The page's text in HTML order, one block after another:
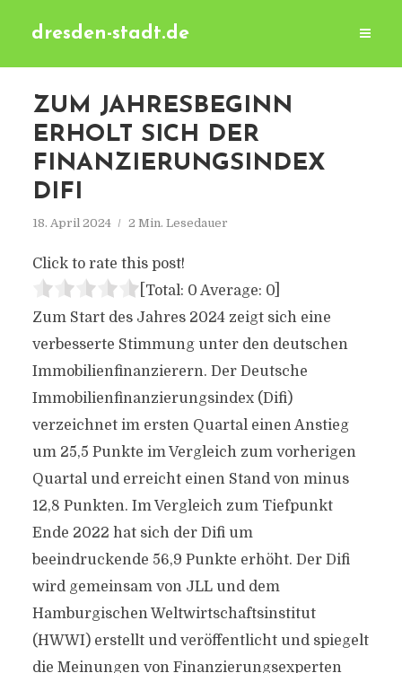
dresden-stadt.de
ZUM JAHRESBEGINN
ERHOLT SICH DER
FINANZIERUNGSINDEX
DIFI
18. April 2024 2 Min. Lesedauer
Click to rate this post!
[Total: 0 Average: 0]
Zum Start des Jahres 2024 zeigt sich eine
verbesserte Stimmung unter den deutschen
Immobilienfinanzierern. Der Deutsche
Immobilienfinanzierungsindex (Difi)
verzeichnet im ersten Quartal einen Anstieg
um 25,5 Punkte im Vergleich zum vorherigen
Quartal und erreicht einen Stand von minus
12,8 Punkten. Im Vergleich zum Tiefpunkt
Ende 2022 hat sich der Difi um
beeindruckende 56,9 Punkte erhöht. Der Difi
wird gemeinsam von JLL und dem
Hamburgischen Weltwirtschaftsinstitut
(HWWI) erstellt und veröffentlicht und spiegelt
die Meinungen von Finanzierungsexperten